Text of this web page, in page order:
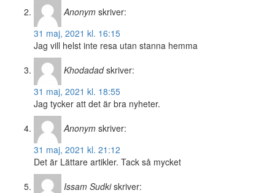
Anonym skriver:
31 maj, 2021 kl. 16:15
Jag vill helst inte resa utan stanna hemma
Khodadad skriver:
31 maj, 2021 kl. 18:55
Jag tycker att det är bra nyheter.
Anonym skriver:
31 maj, 2021 kl. 21:12
Det är Lättare artikler. Tack så mycket
Issam Sudki skriver: